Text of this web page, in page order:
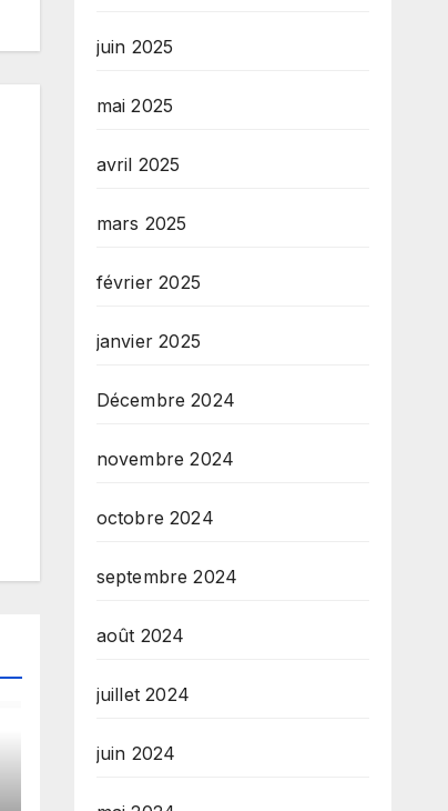
juin 2025
mai 2025
avril 2025
mars 2025
février 2025
janvier 2025
Décembre 2024
novembre 2024
octobre 2024
septembre 2024
août 2024
juillet 2024
juin 2024